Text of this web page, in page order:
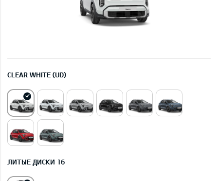
CLEAR WHITE (UD)
ЛИТЫЕ ДИСКИ 16